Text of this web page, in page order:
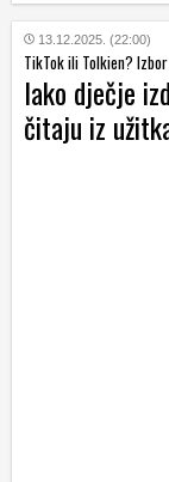
13.12.2025. (22:00)
TikTok ili Tolkien?
Iako dječje
čitaju iz